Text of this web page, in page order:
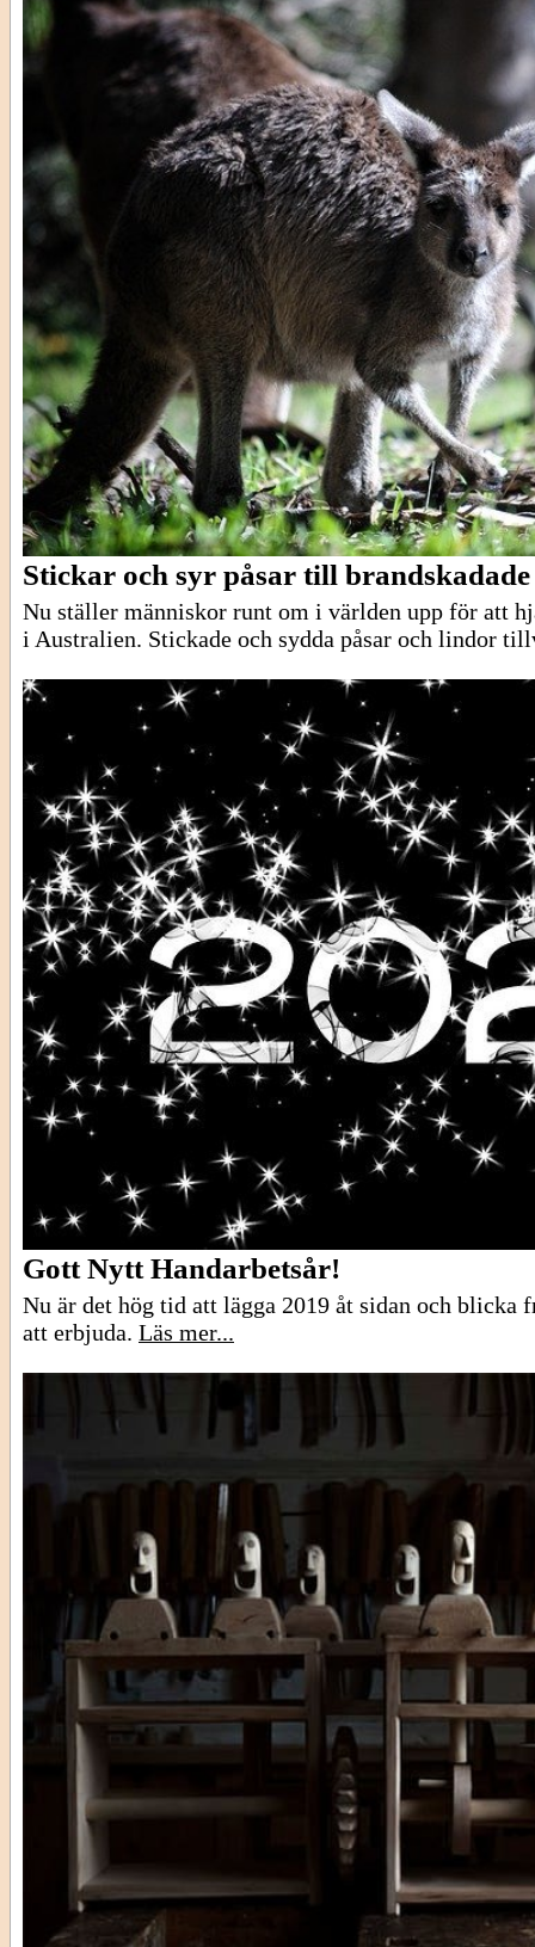
Stickar och syr påsar till
Nu ställer människor runt om i världen upp för att
i Australien. Stickade och sydda påsar och lindor
Gott Nytt Handarbetsår!
Nu är det hög tid att lägga 2019 åt sidan och blicka
att erbjuda. Läs mer...